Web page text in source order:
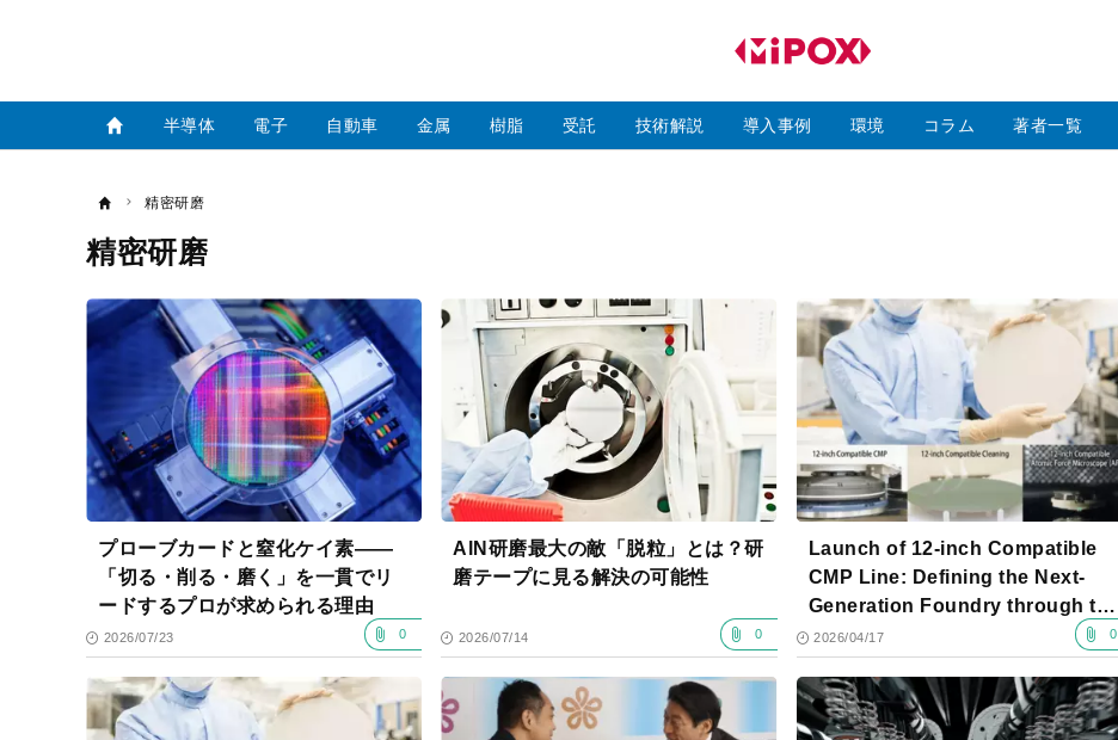
半導体 電子 自動車 金属 樹脂 受託 技術解説 導入事例 環境 コラム 著者一覧
精密研磨
精密研磨
記
事
一
プローブカードと窒化ケイ素——
「切る・削る・磨く」を一貫でリ
ードするプロが求められる理由
2026/07/23 0
AlN研磨最大の敵「脱粒」とは？研
磨テープに見る解決の可能性
2026/07/14 0
Launch of 12-inch Compatible
CMP Line: Defining the Next-
Generation Foundry through the
Integration of "Coating, Cutting,
and Polishing" Technologies
2026/04/17 0